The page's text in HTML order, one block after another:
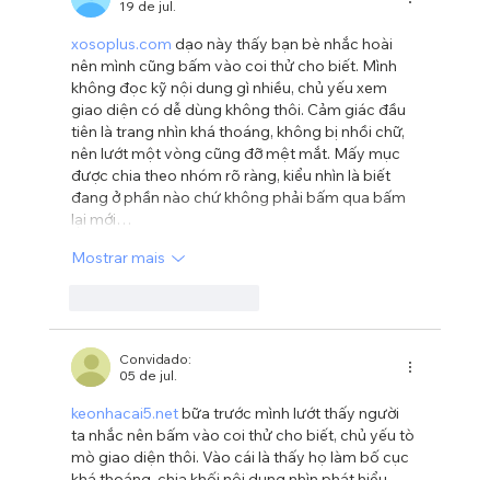
19 de jul.
xosoplus.com dạo này thấy bạn bè nhắc hoài
nên mình cũng bấm vào coi thử cho biết. Mình
không đọc kỹ nội dung gì nhiều, chủ yếu xem
giao diện có dễ dùng không thôi. Cảm giác đầu
tiên là trang nhìn khá thoáng, không bị nhồi chữ,
nên lướt một vòng cũng đỡ mệt mắt. Mấy mục
được chia theo nhóm rõ ràng, kiểu nhìn là biết
đang ở phần nào chứ không phải bấm qua bấm
lại mới…
Mostrar mais
Convidado:
05 de jul.
keonhacai5.net bữa trước mình lướt thấy người
ta nhắc nên bấm vào coi thử cho biết, chủ yếu tò
mò giao diện thôi. Vào cái là thấy họ làm bố cục